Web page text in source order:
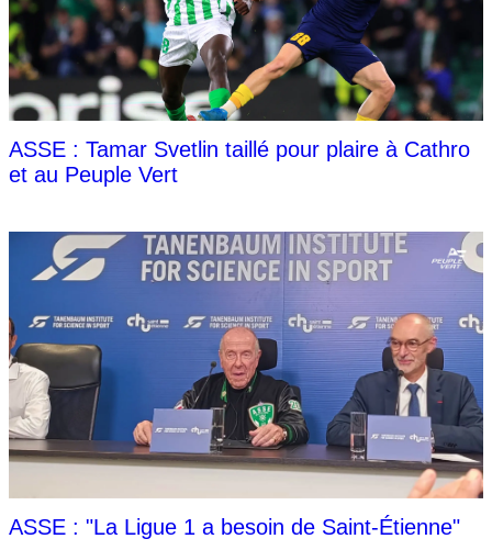
ASSE : Tamar Svetlin taillé pour plaire à Cathro
et au Peuple Vert
ASSE : "La Ligue 1 a besoin de Saint-Étienne"